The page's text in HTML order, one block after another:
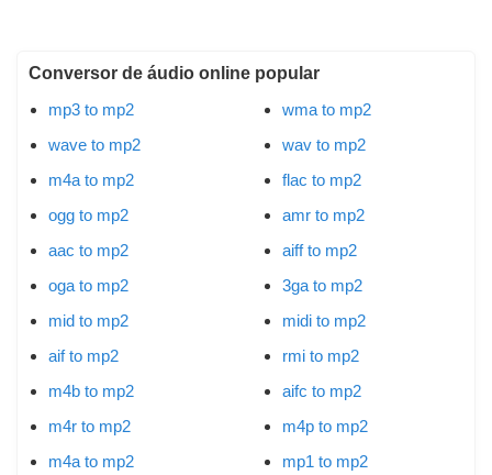
Conversor de áudio online popular
mp3 to mp2
wave to mp2
m4a to mp2
ogg to mp2
aac to mp2
oga to mp2
mid to mp2
aif to mp2
m4b to mp2
m4r to mp2
m4a to mp2
wma to mp2
wav to mp2
flac to mp2
amr to mp2
aiff to mp2
3ga to mp2
midi to mp2
rmi to mp2
aifc to mp2
m4p to mp2
mp1 to mp2